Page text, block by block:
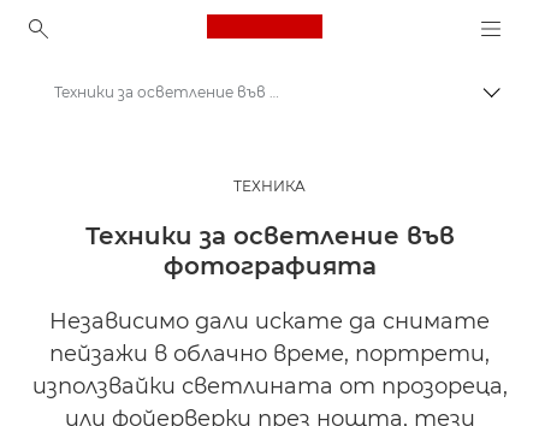
Canon Logo, back to
Вдъхновете се | Съвети за фотография и печат и ръководства за купувача
Съвети и техники за фотография и печат
Техники за осветление във фотографията | Вдъхновете се – Canon Europe
ТЕХНИКA
Техники за осветление във
фотографията
Независимо дали искате да снимате
пейзажи в облачно време, портрети,
използвайки светлината от прозореца,
или фойерверки през нощта, тези